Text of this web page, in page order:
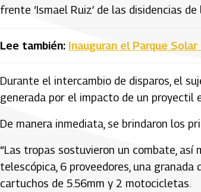
frente ‘Ismael Ruiz’ de las disidencias de
Lee también: Inauguran el Parque
Durante el intercambio de disparos, el
generada por el impacto de un proyectil
De manera inmediata, se brindaron los
“Las tropas sostuvieron un combate,
telescópica, 6 proveedores, una
cartuchos de 5.56mm y 2 motocicletas.